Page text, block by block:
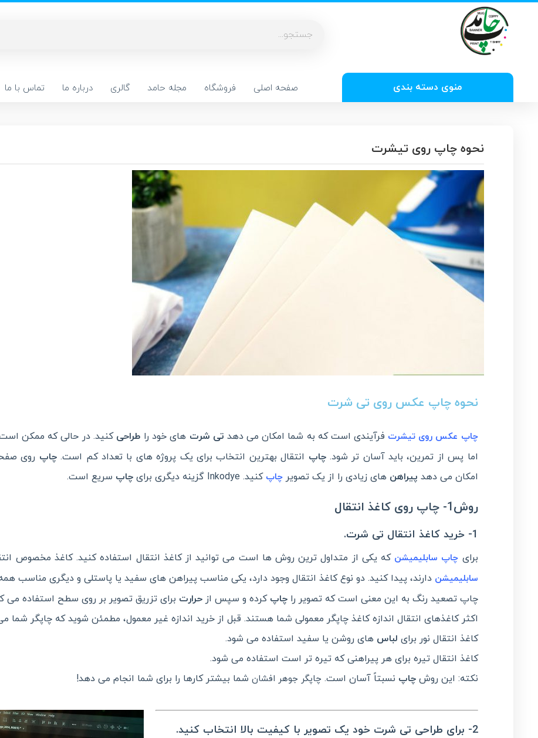
منوی دسته بندی صفحه اصلی فروشگاه مجله حامد گالری درباره ما تماس با ما
نحوه چاپ روی تیشرت
نحوه چاپ عکس روی تی شرت
چاپ عکس روی تیشرت فرآیندی است که به شما امکان می دهد تی شرت های خود را طراحی کنید. در حالی که ممکن
اما پس از تمرین، باید آسان تر شود.چاپ انتقال بهترین انتخاب برای یک پروژه های با تعداد کم است.چاپ روی
امکان می دهد پیراهن های زیادی را از یک تصویرچاپ کنید. Inkodye گزینه دیگری برای چاپ سریع است.
روش1- چاپ روی کاغذ انتقال
1- خرید کاغذ انتقال تی شرت.
برای چاپ سابلیمیشن که یکی از متداول ترین روش ها است می توانید از کاغذ انتقال استفاده کنید. کاغذ مخصوص
سابلیمیشن دارند، پیدا کنید. دو نوع کاغذ انتقال وجود دارد، یکی مناسب پیراهن های سفید یا پاستلی و دیگری مناسب
چاپ تصعید رنگ به این معنی است که تصویر راچاپ کرده و سپس ازحرارت برای تزریق تصویر بر روی سطح استفاده می
اکثر کاغذهای انتقال اندازه کاغذ چاپگر معمولی شما هستند. قبل از خرید اندازه غیر معمول، مطمئن شوید که چاپگر شما می
کاغذ انتقال نور برای لباس های روشن یا سفید استفاده می شود.
کاغذ انتقال تیره برای هر پیراهنی که تیره تر است استفاده می شود.
نکته: این روشچاپ نسبتاً آسان است. چاپگر جوهر افشان شما بیشتر کارها را برای شما انجام می دهد!
2- برای طراحی تی شرت خود یک تصویر با کیفیت بالا انتخاب کنید.